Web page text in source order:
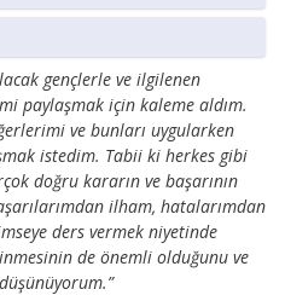
gençlerle ve ilgilenen
paylaşmak için kaleme aldım.
ve bunları uygularken
istedim. Tabii ki herkes gibi
doğru kararın ve başarının
ilham, hatalarımdan
ders vermek niyetinde
de önemli olduğu­nu ve